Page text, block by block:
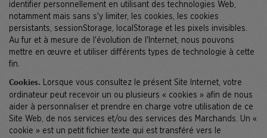
identifier personnellement en utilisant des technologies Web,
notamment mais sans s'y limiter, les cookies, les cookies
persistants, sessionStorage, localStorage et les pixels invisibles.
Au fur et à mesure de l'évolution de l'Internet, nous pouvons
mettre en œuvre et utiliser différents types de technologie à cette
fin.
Cookies. Lorsque vous consultez le présent Site Internet, votre
ordinateur peut recevoir un ou plusieurs « cookies » afin de nous
aider à personnaliser et prendre en charge votre utilisation de ce
Site Web, de nos services et/ou des services des Marchands. Un «
cookie » est un petit fichier texte qui est transféré vers le